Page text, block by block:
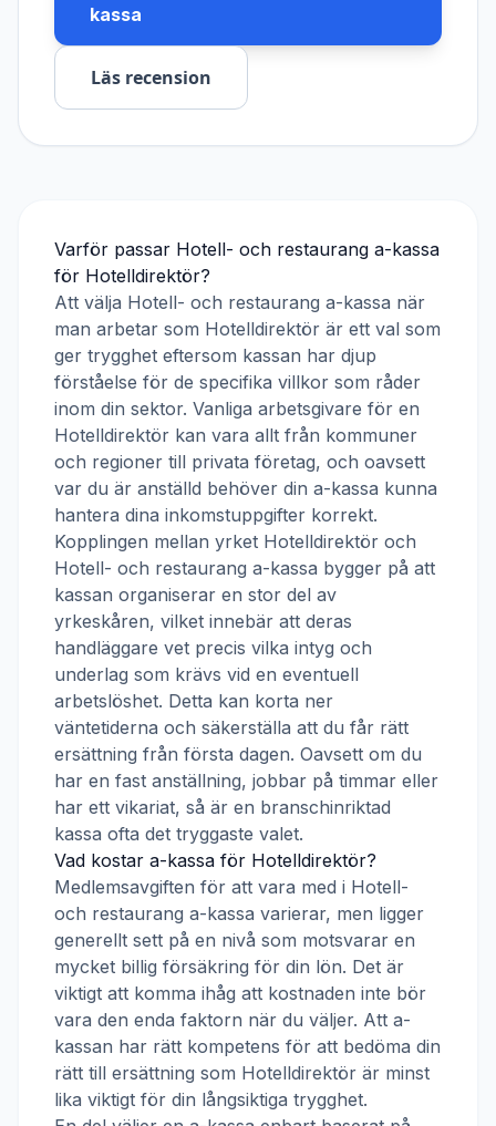
kassa
Läs recension
Varför passar Hotell- och restaurang a-kassa
för Hotelldirektör?
Att välja Hotell- och restaurang a-kassa när
man arbetar som Hotelldirektör är ett val som
ger trygghet eftersom kassan har djup
förståelse för de specifika villkor som råder
inom din sektor. Vanliga arbetsgivare för en
Hotelldirektör kan vara allt från kommuner
och regioner till privata företag, och oavsett
var du är anställd behöver din a-kassa kunna
hantera dina inkomstuppgifter korrekt.
Kopplingen mellan yrket Hotelldirektör och
Hotell- och restaurang a-kassa bygger på att
kassan organiserar en stor del av
yrkeskåren, vilket innebär att deras
handläggare vet precis vilka intyg och
underlag som krävs vid en eventuell
arbetslöshet. Detta kan korta ner
väntetiderna och säkerställa att du får rätt
ersättning från första dagen. Oavsett om du
har en fast anställning, jobbar på timmar eller
har ett vikariat, så är en branschinriktad
kassa ofta det tryggaste valet.
Vad kostar a-kassa för Hotelldirektör?
Medlemsavgiften för att vara med i Hotell-
och restaurang a-kassa varierar, men ligger
generellt sett på en nivå som motsvarar en
mycket billig försäkring för din lön. Det är
viktigt att komma ihåg att kostnaden inte bör
vara den enda faktorn när du väljer. Att a-
kassan har rätt kompetens för att bedöma din
rätt till ersättning som Hotelldirektör är minst
lika viktigt för din långsiktiga trygghet.